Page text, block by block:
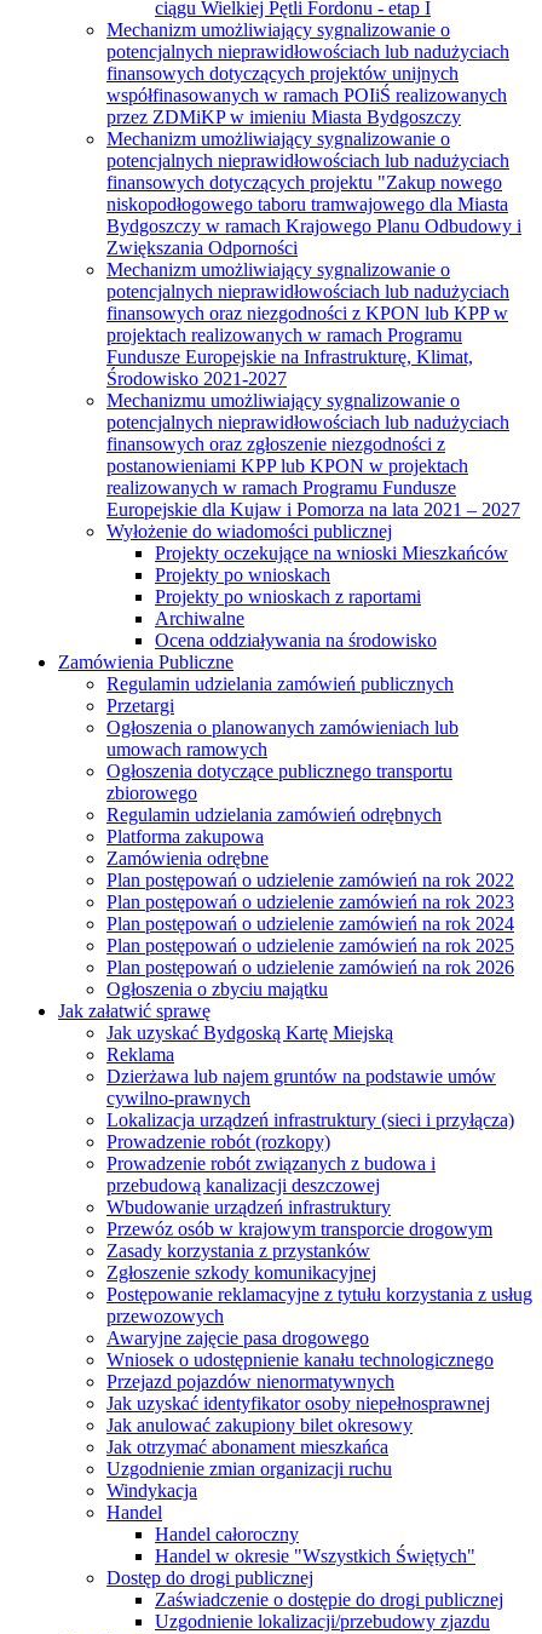
ciągu Wielkiej Pętli Fordonu - etap I
Mechanizm umożliwiający sygnalizowanie o
potencjalnych nieprawidłowościach lub nadużyciach
finansowych dotyczących projektów unijnych
współfinasowanych w ramach POIiŚ realizowanych
przez ZDMiKP w imieniu Miasta Bydgoszczy
Mechanizm umożliwiający sygnalizowanie o
potencjalnych nieprawidłowościach lub nadużyciach
finansowych dotyczących projektu "Zakup nowego
niskopodłogowego taboru tramwajowego dla Miasta
Bydgoszczy w ramach Krajowego Planu Odbudowy i
Zwiększania Odporności
Mechanizm umożliwiający sygnalizowanie o
potencjalnych nieprawidłowościach lub nadużyciach
finansowych oraz niezgodności z KPON lub KPP w
projektach realizowanych w ramach Programu
Fundusze Europejskie na Infrastrukturę, Klimat,
Środowisko 2021-2027
Mechanizmu umożliwiający sygnalizowanie o
potencjalnych nieprawidłowościach lub nadużyciach
finansowych oraz zgłoszenie niezgodności z
postanowieniami KPP lub KPON w projektach
realizowanych w ramach Programu Fundusze
Europejskie dla Kujaw i Pomorza na lata 2021 – 2027
Wyłożenie do wiadomości publicznej
Projekty oczekujące na wnioski Mieszkańców
Projekty po wnioskach
Projekty po wnioskach z raportami
Archiwalne
Ocena oddziaływania na środowisko
Zamówienia Publiczne
Regulamin udzielania zamówień publicznych
Przetargi
Ogłoszenia o planowanych zamówieniach lub
umowach ramowych
Ogłoszenia dotyczące publicznego transportu
zbiorowego
Regulamin udzielania zamówień odrębnych
Platforma zakupowa
Zamówienia odrębne
Plan postępowań o udzielenie zamówień na rok 2022
Plan postępowań o udzielenie zamówień na rok 2023
Plan postępowań o udzielenie zamówień na rok 2024
Plan postępowań o udzielenie zamówień na rok 2025
Plan postępowań o udzielenie zamówień na rok 2026
Ogłoszenia o zbyciu majątku
Jak załatwić sprawę
Jak uzyskać Bydgoską Kartę Miejską
Reklama
Dzierżawa lub najem gruntów na podstawie umów
cywilno-prawnych
Lokalizacja urządzeń infrastruktury (sieci i przyłącza)
Prowadzenie robót (rozkopy)
Prowadzenie robót związanych z budowa i
przebudową kanalizacji deszczowej
Wbudowanie urządzeń infrastruktury
Przewóz osób w krajowym transporcie drogowym
Zasady korzystania z przystanków
Zgłoszenie szkody komunikacyjnej
Postępowanie reklamacyjne z tytułu korzystania z usług
przewozowych
Awaryjne zajęcie pasa drogowego
Wniosek o udostępnienie kanału technologicznego
Przejazd pojazdów nienormatywnych
Jak uzyskać identyfikator osoby niepełnosprawnej
Jak anulować zakupiony bilet okresowy
Jak otrzymać abonament mieszkańca
Uzgodnienie zmian organizacji ruchu
Windykacja
Handel
Handel całoroczny
Handel w okresie "Wszystkich Świętych"
Dostęp do drogi publicznej
Zaświadczenie o dostępie do drogi publicznej
Uzgodnienie lokalizacji/przebudowy zjazdu